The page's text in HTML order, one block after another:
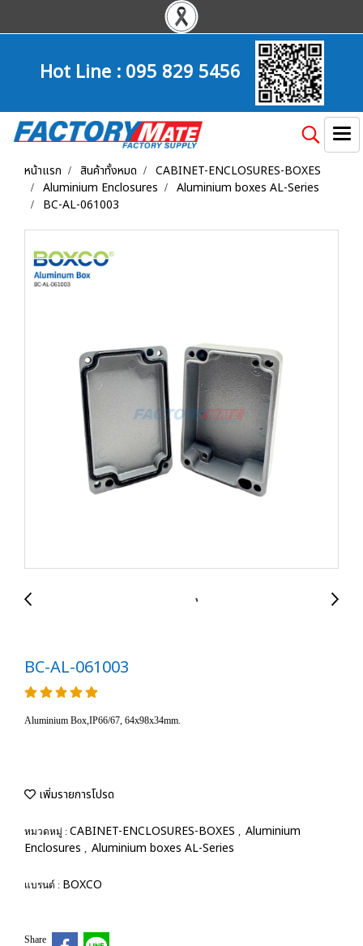
Hot Line :095 829 5456
หน้าแรก สินค้าทั้งหมด
CABINET-ENCLOSURES-BOXES
Aluminium Enclosures
Aluminium boxes AL-Series
BC-AL-061003
BC-AL-061003
Aluminium Box,IP66/67, 64x98x34mm.
เพิ่มรายการโปรด
หมวดหมู่ : CABINET-ENCLOSURES-BOXES , Aluminium
Enclosures , Aluminium boxes AL-Series
แบรนด์ : BOXCO
Share